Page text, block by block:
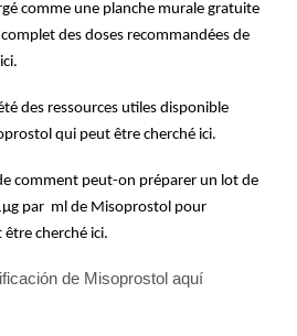
comme une planche murale gratuite
des doses recommandées de
des ressources utiles disponible
qui peut être cherché ici.
comment peut-on préparer un lot de
par ml de Misoprostol pour
cherché ici.
de Misoprostol aquí